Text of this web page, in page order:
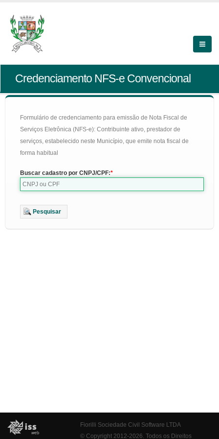
Credenciamento NFS-e Convencional
Formulário de credenciamento para emissão de Nota Fiscal de
Serviços Eletrônica (NFS-e): Contribuinte ativo, prestador de
serviços, estabelecido neste Município, que emite nota fiscal de
forma habitual
Buscar cadastro por CNPJ/CPF:
Pesquisar
Fiorilli Sociedade Civil Software LTDA
© Copyright 2012-2026. Todos os Direitos